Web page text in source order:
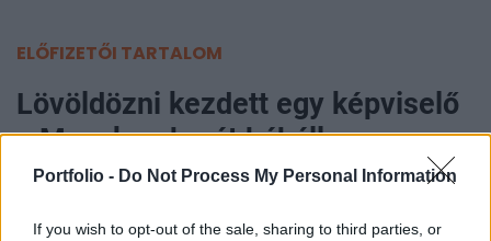
Portfolio - Do Not Process My Personal Information
If you wish to opt-out of the sale, sharing to third parties, or
ELŐFIZETŐI TARTALOM
Lövöldözni kezdett egy képviselő
a Moszkva-barát bábállam
parlamentjében, egy honatyával